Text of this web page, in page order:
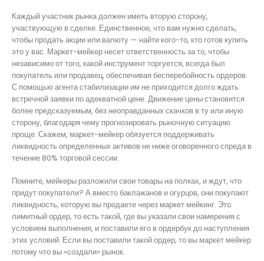
Каждый участник рынка должен иметь вторую сторону,
участвующую в сделке. Единственное, что вам нужно сделать,
чтобы продать акции или валюту — найти кого-то, кто готов купить
это у вас. Маркет-мейкер несет ответственность за то, чтобы
независимо от того, какой инструмент торгуется, всегда был
покупатель или продавец, обеспечивая бесперебойность ордеров.
С помощью агента стабилизации им не приходится долго ждать
встречной заявки по адекватной цене. Движение цены становится
более предсказуемым, без неоправданных скачков в ту или иную
сторону, благодаря чему прогнозировать рыночную ситуацию
проще. Скажем, маркет-мейкер обязуется поддерживать
ликвидность определенных активов не ниже оговоренного спреда в
течение 80% торговой сессии.
Помните, мейкеры разложили свои товары на полках, и ждут, что
придут покупатели? А вместо баклажанов и огурцов, они покупают
ликвидность, которую вы продаете через маркет мейкинг. Это
лимитный ордер, то есть такой, где вы указали свои намерения с
условием выполнения, и поставили его в ордербук до наступления
этих условий. Если вы поставили такой ордер, то вы маркет мейкер
потому что вы «создали» рынок.